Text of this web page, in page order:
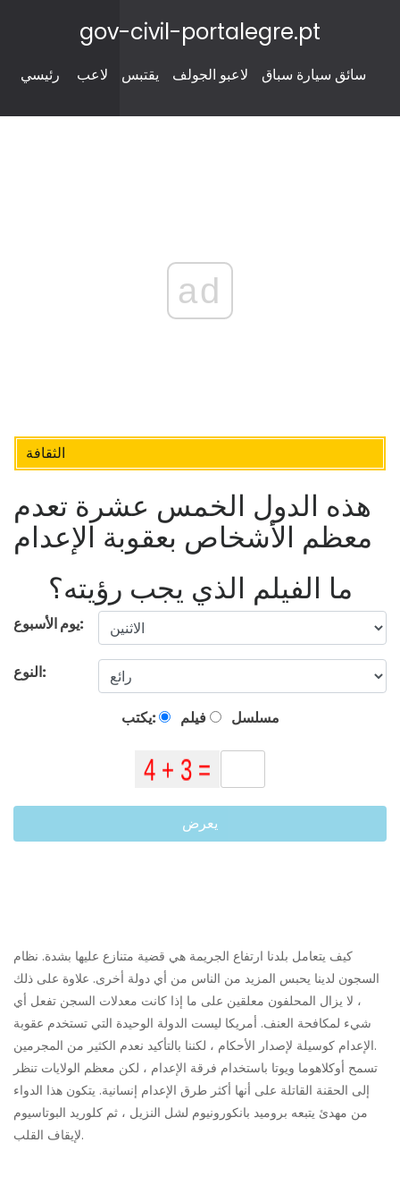
gov-civil-portalegre.pt
رئيسي لاعب يقتبس لاعبو الجولف سائق سيارة سباق
ad
الثقافة
هذه الدول الخمس عشرة تعدم
معظم الأشخاص بعقوبة الإعدام
ما الفيلم الذي يجب رؤيته؟
يوم الأسبوع:
النوع:
يكتب: فيلم مسلسل
يعرض
كيف يتعامل بلدنا ارتفاع الجريمة هي قضية متنازع عليها بشدة. نظام
السجون لدينا يحبس المزيد من الناس من أي دولة أخرى. علاوة على ذلك
، لا يزال المحلفون معلقين على ما إذا كانت معدلات السجن تفعل أي
شيء لمكافحة العنف. أمريكا ليست الدولة الوحيدة التي تستخدم عقوبة
الإعدام كوسيلة لإصدار الأحكام ، لكننا بالتأكيد نعدم الكثير من المجرمين.
تسمح أوكلاهوما ويوتا باستخدام فرقة الإعدام ، لكن معظم الولايات تنظر
إلى الحقنة القاتلة على أنها أكثر طرق الإعدام إنسانية. يتكون هذا الدواء
من مهدئ يتبعه بروميد بانكورونيوم لشل النزيل ، ثم كلوريد البوتاسيوم
لإيقاف القلب.